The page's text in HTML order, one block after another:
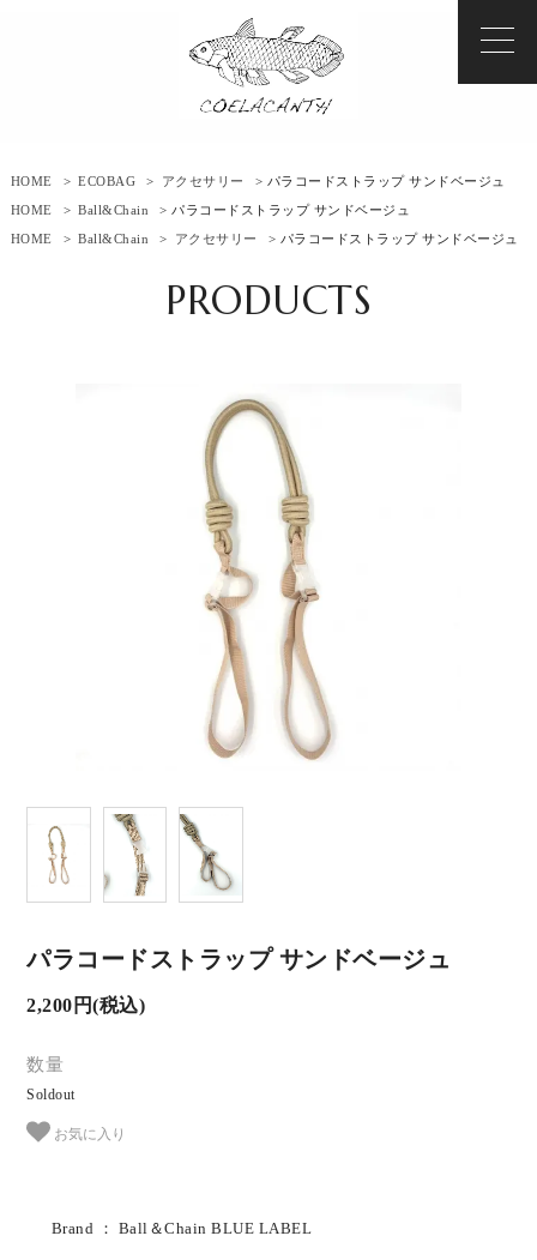
HOME > ECOBAG > アクセサリー
> パラコードストラップ サンドベージュ
HOME
> Ball&Chain
> パラコードストラップ サンドベージュ
HOME
> Ball&Chain > アクセサリー > パラコードストラップ サンドベージュ
PRODUCTS
パラコードストラップ サンドベージュ
2,200円(税込)
数量
Soldout
お気に入り
Brand ： Ball＆Chain BLUE LABEL